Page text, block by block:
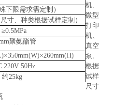
下限需求需定制）
寸、种类根据试样定制）
≥0.5MPa
聚氨酯管
220V 50Hz
约25kg
机、
微型
打印
机、
真空
泵、
根据
试样
尺寸